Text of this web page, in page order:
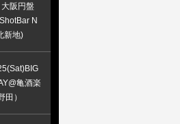
阪円盤
N
新地)
亀酒楽
田）